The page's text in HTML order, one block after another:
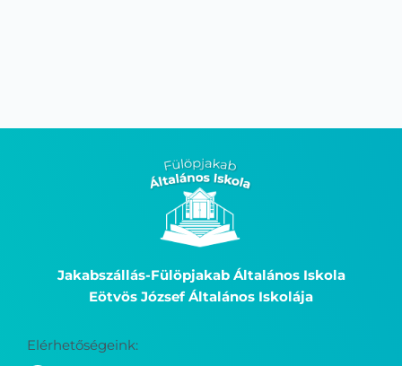
Jakabszállás-Fülöpjakab Általános Iskola
Eötvös József Általános Iskolája
+36 76 / 587 630